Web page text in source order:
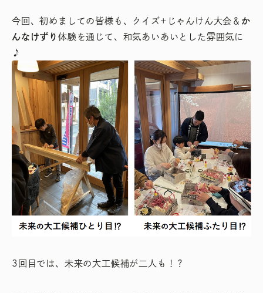
今回、初めましての皆様も、クイズ+じゃんけん大会＆ か
んなけずり 体験を通じて、和気あいあいとした雰囲気に
♪
3回目では、未来の大工候補が二人も！？